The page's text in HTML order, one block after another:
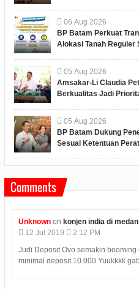
06 Aug 2026
BP Batam Perkuat
Alokasi Tanah Reguler
05 Aug 2026
Amsakar-Li Claudia
Berkualitas Jadi
05 Aug 2026
BP Batam Dukung
Sesuai Ketentuan
Comments
Unknownon konjen india di
12 Jul 2019
2:12 PM
Judi Deposit Ovo semakin
minimal deposit 10.000 Yuukkkk